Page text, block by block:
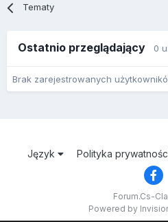
Tematy
Ostatnio przeglądający 0
Brak zarejestrowanych
Język Polityka
Forum.Cs-
Powered by